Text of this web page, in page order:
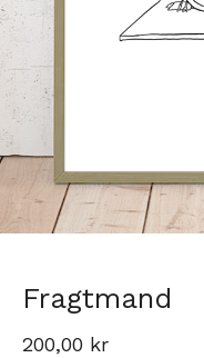
Fragtmand
200,00 kr